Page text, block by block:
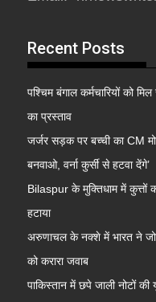
Recent Posts
पश्चिम बंगाल कर्मचारियों को
का प्रस्ताव
जर्जर सड़क पर बच्ची का CM
बनवाओ, वर्ना कुर्सी से हटवा देंगे’
Bilaspur के मुक्तिधाम में कुत्तों
हटाया
अरुणाचल के नक्शे में भारत ने
को करारा जवाब
पाकिस्तान में छपे जाली नोटों